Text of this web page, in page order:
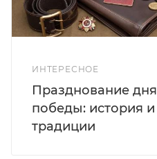
ИНТЕРЕСНОЕ
Празднование дня
победы: история и
традиции